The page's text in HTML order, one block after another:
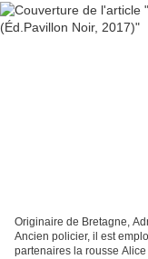
Originaire de Bretagne,
Ancien policier, il est
partenaires la rousse